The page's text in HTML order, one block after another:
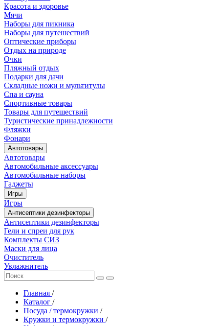
Красота и здоровье
Мячи
Наборы для пикника
Наборы для путешествий
Оптические приборы
Отдых на природе
Очки
Пляжный отдых
Подарки для дачи
Складные ножи и мультитулы
Спа и сауна
Спортивные товары
Товары для путешествий
Туристические принадлежности
Фляжки
Фонари
Автотовары
Автотовары
Автомобильные аксессуары
Автомобильные наборы
Гаджеты
Игры
Игры
Антисептики дезинфекторы
Антисептики дезинфекторы
Гели и спреи для рук
Комплекты СИЗ
Маски для лица
Очиститель
Увлажнитель
Главная /
Каталог /
Посуда / термокружки /
Кружки и термокружки /